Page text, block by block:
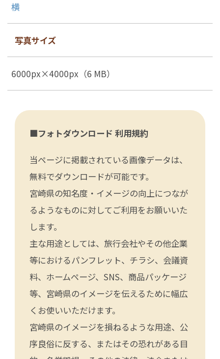
横
写真サイズ
6000px×4000px（6 MB）
■フォトダウンロード 利用規約
当ページに掲載されている画像データは、
無料でダウンロードが可能です。
宮崎県の知名度・イメージの向上につなが
るようなものに対してご利用をお願いいた
します。
主な用途としては、旅行会社やその他企業
等におけるパンフレット、チラシ、会議資
料、ホームページ、SNS、商品パッケージ
等、宮崎県のイメージを伝えるために幅広
くお使いいただけます。
宮崎県のイメージを損ねるような用途、公
序良俗に反する、またはその恐れがある目